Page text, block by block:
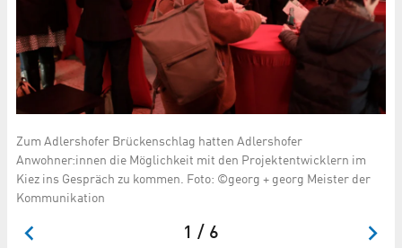
Zum Adlershofer Brückenschlag hatten Adlershofer
Anwohner:innen die Möglichkeit mit den Projektentwicklern im
Kiez ins Gespräch zu kommen. Foto: ©georg + georg Meister der
Kommunikation
1 / 6